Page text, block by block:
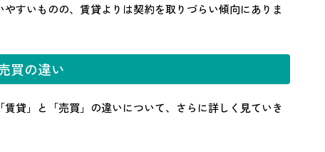
すいものの、賃貸よりは契約を取りづらい傾向にありま
買の違い
貸」と「売買」の違いについて、さらに詳しく見ていき